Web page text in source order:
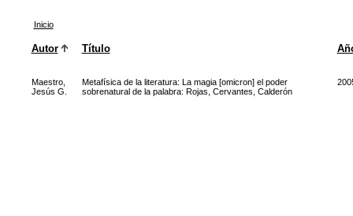
Inicio
Autor Título
Maestro,
Jesús G.
Metafísica de la literatura: La magia [omicron] el poder
sobrenatural de la palabra: Rojas, Cervantes, Calderón